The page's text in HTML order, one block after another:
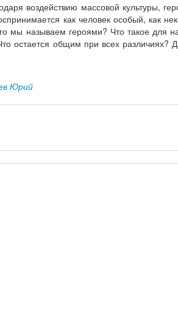
воздействию массовой культуры,
как человек особый, как
мы называем героями? Что такое для
остается общим при всех различиях?
Юрий